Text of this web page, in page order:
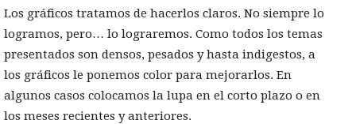
Los gráficos tratamos de hacerlos claros. No siempre lo
logramos, pero… lo lograremos. Como todos los temas
presentados son densos, pesados y hasta indigestos, a
los gráficos le ponemos color para mejorarlos. En
algunos casos colocamos la lupa en el corto plazo o en
los meses recientes y anteriores.